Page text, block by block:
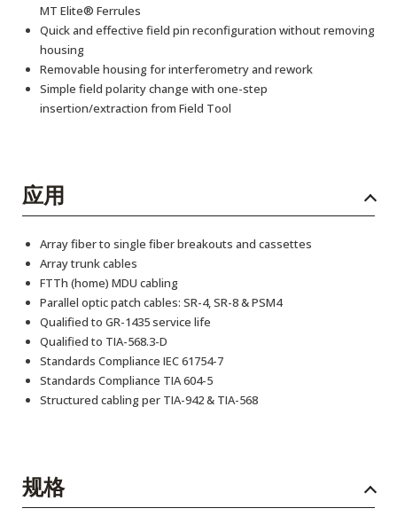
MT Elite® Ferrules
Quick and effective field pin reconfiguration without removing
housing
Removable housing for interferometry and rework
Simple field polarity change with one-step
insertion/extraction from Field Tool
应用
Array fiber to single fiber breakouts and cassettes
Array trunk cables
FTTh (home) MDU cabling
Parallel optic patch cables: SR-4, SR-8 & PSM4
Qualified to GR-1435 service life
Qualified to TIA-568.3-D
Standards Compliance IEC 61754-7
Standards Compliance TIA 604-5
Structured cabling per TIA-942 & TIA-568
规格